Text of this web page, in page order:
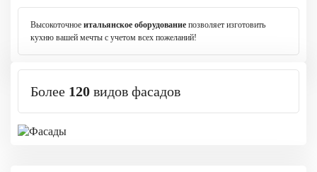
Высокоточное итальянское оборудование позволяет изготовить
кухню вашей мечты с учетом всех пожеланий!
Более 120 видов фасадов